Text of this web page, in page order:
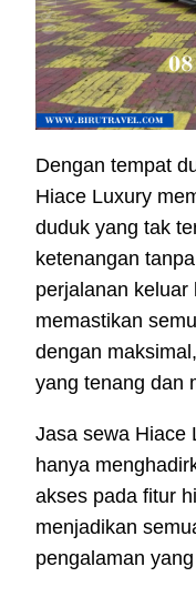
Dengan tempat
Hiace Luxury
duduk yang tak
ketenangan
perjalanan keluar
memastikan
dengan
yang tenang dan
Jasa sewa Hiace
hanya
akses pada fitur
menjadikan
pengalaman